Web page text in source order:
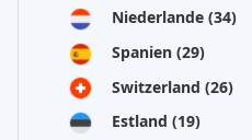
Niederlande (34)
Spanien (29)
Switzerland (26)
Estland (19)